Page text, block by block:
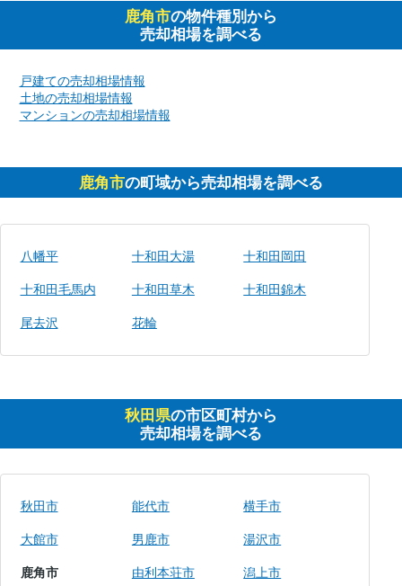
鹿角市の物件種別から
売却相場を調べる
戸建ての売却相場情報
土地の売却相場情報
マンションの売却相場情報
鹿角市の町域から売却相場を調べる
八幡平 十和田大湯 十和田岡田
十和田毛馬内 十和田草木 十和田錦木
尾去沢 花輪
秋田県の市区町村から
売却相場を調べる
秋田市 能代市 横手市
大館市 男鹿市 湯沢市
鹿角市 由利本荘市 潟上市